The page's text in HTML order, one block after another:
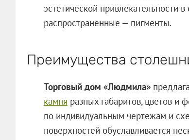
эстетической привлекательности
распространенные — пигменты.
Преимущества
Торговый дом «Людмила»
камня разных габаритов, цветов и
по индивидуальным чертежам и
поверхностей обуславливается